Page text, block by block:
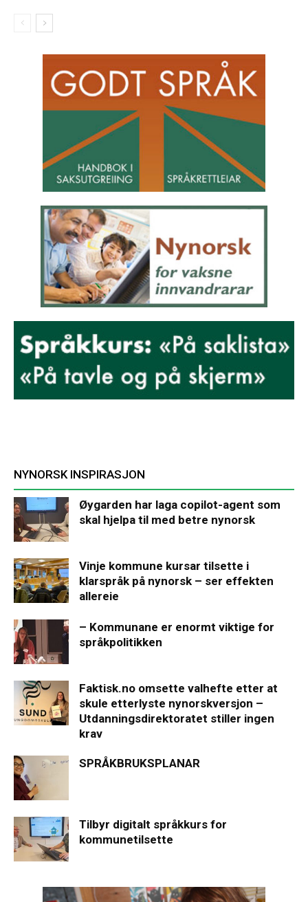
NYNORSK INSPIRASJON
Øygarden har laga copilot-agent som
skal hjelpa til med betre nynorsk
Vinje kommune kursar tilsette i
klarspråk på nynorsk – ser effekten
allereie
– Kommunane er enormt viktige for
språkpolitikken
Faktisk.no omsette valhefte etter at
skule etterlyste nynorskversjon –
Utdanningsdirektoratet stiller ingen
krav
SPRÅKBRUKSPLANAR
Tilbyr digitalt språkkurs for
kommunetilsette